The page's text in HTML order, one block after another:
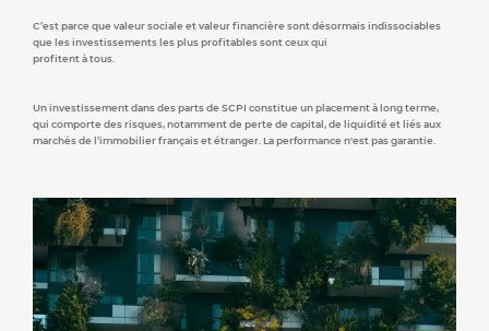
C’est parce que valeur sociale et valeur financière sont désormais indissociables
que les investissements les plus profitables sont ceux qui
profitent à tous.
Un investissement dans des parts de SCPI constitue un placement à long terme,
qui comporte des risques, notamment de perte de capital, de liquidité et liés aux
marchés de l’immobilier français et étranger. La performance n'est pas garantie.